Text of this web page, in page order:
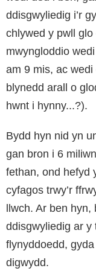
ddisgwyliedig i’r
chlywed y pwll glo
mwyngloddio
am 9 mis, ac
blynedd arall o
hwnt i hynny...?).
Bydd hyn nid yn
gan bron i 6
fethan, ond hefyd
cyfagos trwy’r
llwch. Ar ben
ddisgwyliedig ar y
flynyddoedd,
digwydd.